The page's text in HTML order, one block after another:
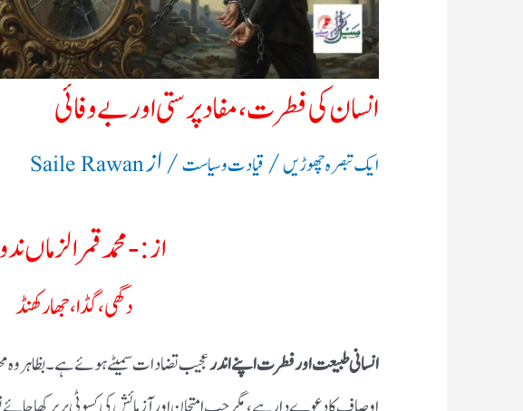
انسان کی فطرت، مفاد پرستی اور بے وفائی
ایک تبصرہ چھوڑیں/قیادت وسیاست/ ازSaile Rawan
از:- محمد قمر الزماں
دگھی، گڈا، جھارکھنڈ
انسانی طبیعت اور فطرت اپنے اندرعجیب تضادات سمیٹے ہوئے ہے۔ بظاہر وہ